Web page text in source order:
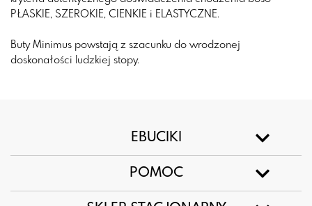
PŁASKIE, SZEROKIE, CIENKIE i ELASTYCZNE.
Buty Minimus powstają z szacunku do wrodzonej
doskonałości ludzkiej stopy.
EBUCIKI
POMOC